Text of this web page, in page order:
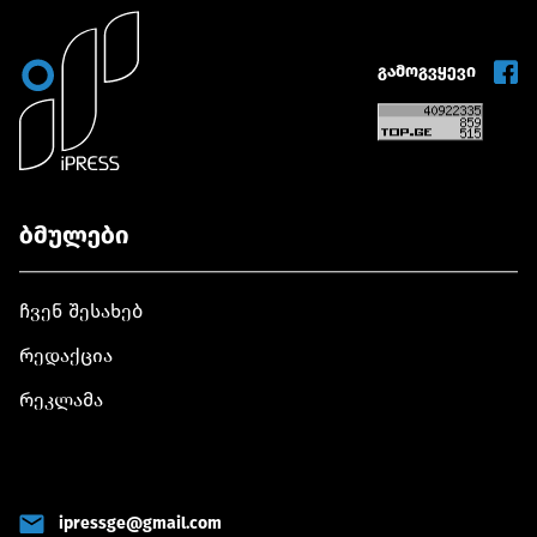
გამოგვყევი
ბმულები
ჩვენ შესახებ
რედაქცია
რეკლამა
ipressge@gmail.com